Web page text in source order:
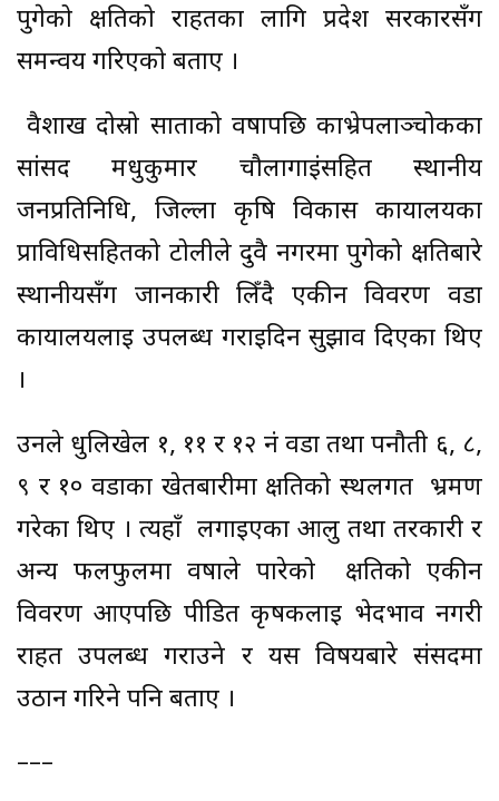
पुगेको क्षतिको राहतका लागि प्रदेश सरकारसँग
समन्वय गरिएको बताए ।
वैशाख दोस्रो साताको वर्षापछि काभ्रेपलाञ्चोकका
सांसद मधुकुमार चौलागाईंसहित स्थानीय
जनप्रतिनिधि, जिल्ला कृषि विकास कार्यालयका
प्राविधिसहितको टोलीले दुवै नगरमा पुगेको क्षतिबारे
स्थानीयसँग जानकारी लिँदै एकीन विवरण वडा
कार्यालयलाई उपलब्ध गराइदिन सुझाव दिएका थिए
।
उनले धुलिखेल १, ११ र १२ नं वडा तथा पनौती ६, ८,
९ र १० वडाका खेतबारीमा क्षतिको स्थलगत भ्रमण
गरेका थिए । त्यहाँ लगाइएका आलु तथा तरकारी र
अन्य फलफुलमा वर्षाले पारेको क्षतिको एकीन
विवरण आएपछि पीडित कृषकलाई भेदभाव नगरी
राहत उपलब्ध गराउने र यस विषयबारे संसदमा
उठान गरिने पनि बताए ।
–––